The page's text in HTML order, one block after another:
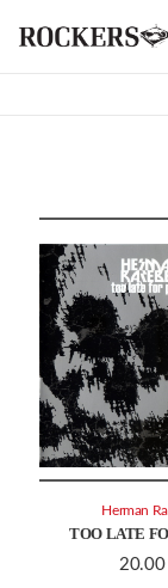
TOO LATE
20.00
Herman